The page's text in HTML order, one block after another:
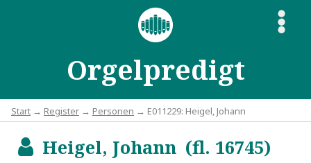
Orgelpredigt
S
Start → Register → Personen → E011229: Heigel, Johann
bHeigel, Johann (fl. 16745)